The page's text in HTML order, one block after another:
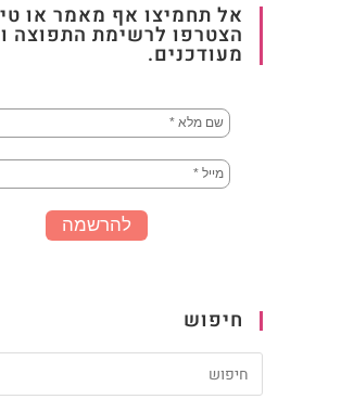
אל תחמיצו אף מאמר או
הצטרפו לרשימת התפוצה
מעודכנים.
חיפוש